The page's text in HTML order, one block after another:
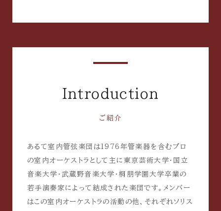
Introduction
ご紹介
あるて室内管弦楽団は1976年管楽器を含むプロ
の室内オーケストラとして主に東京芸術大学・国立
音楽大学・武蔵野音楽大学・桐朋学園大学卒業の
若手演奏家によって結成された楽団です。 メンバー
はこの室内オーケストラの活動の他、それぞれソリス